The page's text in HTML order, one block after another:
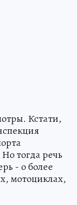
Кстати,
тогда речь
- о более
мотоциклах,